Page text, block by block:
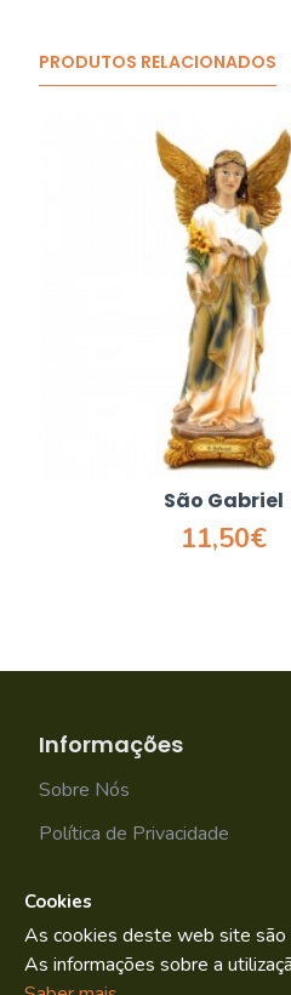
PRODUTOS RELACIONADOS
São Gabriel
11,50€
Informações
Sobre Nós
Política de Privacidade
Copyright © 2022. By
Cookies
As cookies deste web site são
As informações sobre a